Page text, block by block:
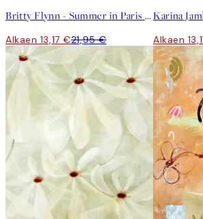
Britty Flynn - Summer in Paris Juliste
Alkaen 13,17 €21,95 €
Karina
Alkaen